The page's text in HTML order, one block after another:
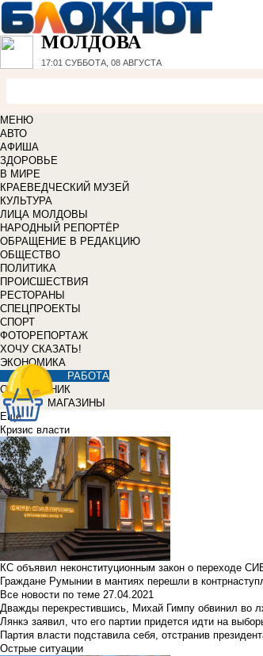
МОЛДОВА
17:01 СУББОТА, 08 АВГУСТА
МЕНЮ
АВТО
АФИША
ЗДОРОВЬЕ
В МИРЕ
КРАЕВЕДЧЕСКИЙ МУЗЕЙ
КУЛЬТУРА
ЛИЦА МОЛДОВЫ
НАРОДНЫЙ РЕПОРТЁР
ОБРАЩЕНИЕ В РЕДАКЦИЮ
ОБЩЕСТВО
ПОЛИТИКА
ПРОИСШЕСТВИЯ
РЕСТОРАНЫ
СПЕЦПРОЕКТЫ
СПОРТ
ФОТОРЕПОРТАЖ
ХОЧУ СКАЗАТЬ!
ЭКОНОМИКА
РАБОТА
СПРАВОЧНИК
МАГАЗИНЫ
Еще
Кризис власти
КС объявил неконституционным закон о переходе
Граждане Румынии в мантиях перешли в
Все новости по теме 27.04.2021
Дважды перекрестившись, Михай Гимпу обвинил во
Лянкэ заявил, что его партии придется идти на
Партия власти подставила себя, отстранив
Острые ситуации